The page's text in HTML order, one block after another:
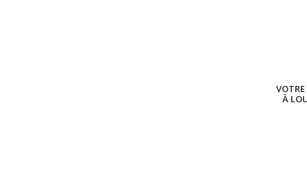
VOTRE
À